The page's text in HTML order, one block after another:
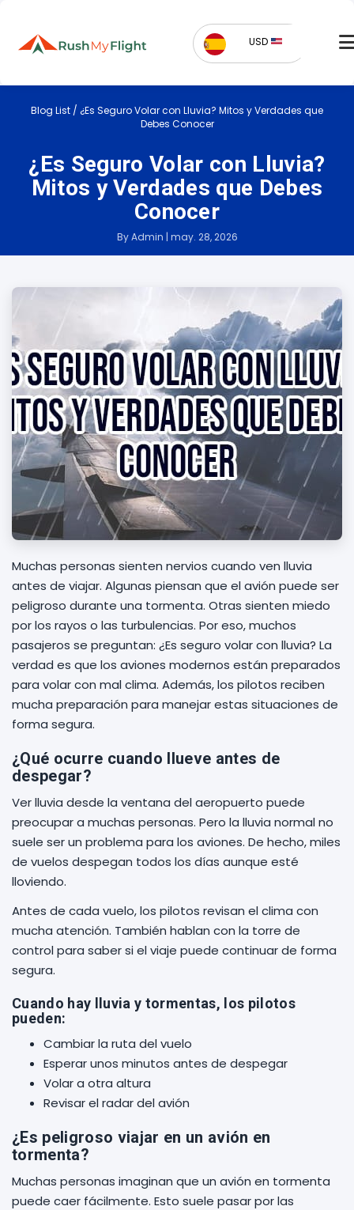
USD
Blog List / ¿Es Seguro Volar con Lluvia? Mitos y Verdades que
Debes Conocer
¿Es Seguro Volar con Lluvia?
Mitos y Verdades que Debes
Conocer
By Admin | may. 28, 2026
Muchas personas sienten nervios cuando ven lluvia
antes de viajar. Algunas piensan que el avión puede ser
peligroso durante una tormenta. Otras sienten miedo
por los rayos o las turbulencias. Por eso, muchos
pasajeros se preguntan: ¿Es seguro volar con lluvia? La
verdad es que los aviones modernos están preparados
para volar con mal clima. Además, los pilotos reciben
mucha preparación para manejar estas situaciones de
forma segura.
¿Qué ocurre cuando llueve antes de
despegar?
Ver lluvia desde la ventana del aeropuerto puede
preocupar a muchas personas. Pero la lluvia normal no
suele ser un problema para los aviones. De hecho, miles
de vuelos despegan todos los días aunque esté
lloviendo.
Antes de cada vuelo, los pilotos revisan el clima con
mucha atención. También hablan con la torre de
control para saber si el viaje puede continuar de forma
segura.
Cuando hay lluvia y tormentas, los pilotos
pueden:
Cambiar la ruta del vuelo
Esperar unos minutos antes de despegar
Volar a otra altura
Revisar el radar del avión
¿Es peligroso viajar en un avión en
tormenta?
Muchas personas imaginan que un avión en tormenta
puede caer fácilmente. Esto suele pasar por las